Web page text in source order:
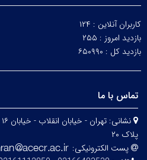
کاربران آنلاین : ۱۲۴
بازدید امروز : ۲۵۵
بازدید کل : ۶۵۰۹۹۰
تماس با ما
نشانی:
پلاک ۲۰
پست الکترونیکی: